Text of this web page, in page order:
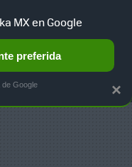
AUTO TERRITORIO
×
MX en Google
preferida
Google